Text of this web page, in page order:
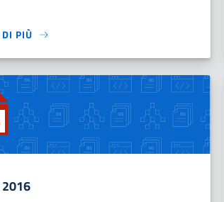
DI PIÙ